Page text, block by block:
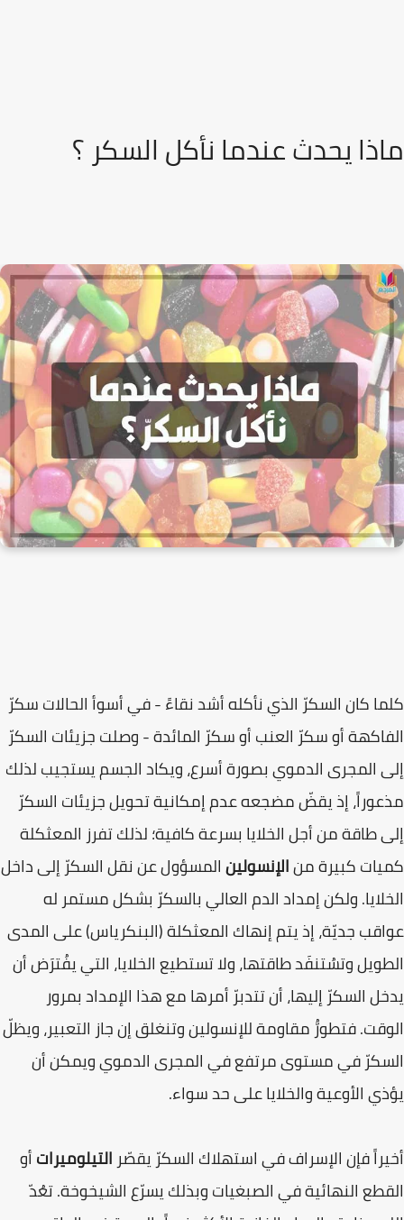
ماذا يحدث عندما نأكل السكر ؟
كلما كان السكرّ الذي نأكله أشد نقاءً - في أسوأ الحالات سكرّ
الفاكهة أو سكرّ العنب أو سكرّ المائدة - وصلت جزيئات السكرّ
إلى المجرى الدموي بصورة أسرع، ويكاد الجسم يستجيب لذلك
مذعوراً، إذ يقضّ مضجعه عدم إمكانية تحويل جزيئات السكرّ
إلى طاقة من أجل الخلايا بسرعة كافية؛ لذلك تفرز المعثكلة
كميات كبيرة منالإنسولينالمسؤول عن نقل السكرّ إلى داخل
الخلايا. ولكن إمداد الدم العالي بالسكرّ بشكل مستمر له
عواقب جديّة، إذ يتم إنهاك المعثكلة (البنكرياس) على المدى
الطويل وتسُتنفَد طاقتها، ولا تستطيع الخلايا، التي يفُترَض أن
يدخل السكرّ إليها، أن تتدبرّ أمرها مع هذا الإمداد بمرور
الوقت. فتطورُّ مقاومة للإنسولين وتنغلق إن جاز التعبير، ويظلّ
السكرّ في مستوى مرتفع في المجرى الدموي ويمكن أن
يؤذي الأوعية والخلايا على حد سواء.
أخيراً فإن الإسراف في استهلاك السكرّ يقصّر التيلوميراتأو
القطع النهائية في الصبغيات وبذلك يسرّع الشيخوخة. تعُدّ